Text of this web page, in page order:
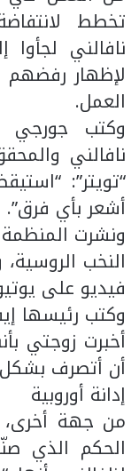
تخطط
نافالني
لإظهار رفضهم
العمل.
وكتب جورجي
نافالني
“تويتر”:
أشعر بأي فرق”.
ونشرت
النخب
فيديو على
وكتب رئيسها
أخبرت زوجتي
أن أتصرف
إدانة أوروبية
من جهة أخرى،
الحكم الذي